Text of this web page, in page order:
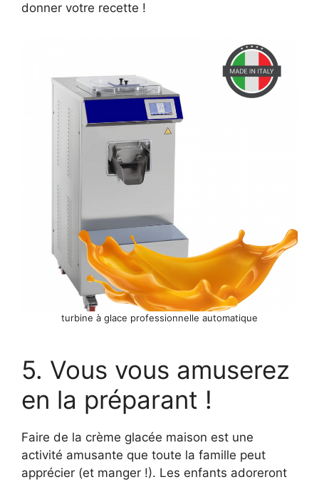
donner votre recette !
turbine à glace professionnelle automatique
5. Vous vous amuserez
en la préparant !
Faire de la crème glacée maison est une
activité amusante que toute la famille peut
apprécier (et manger !). Les enfants adoreront